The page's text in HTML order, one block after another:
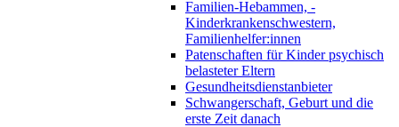
Familien-Hebammen, -
Kinderkrankenschwestern,
Familienhelfer:innen
Patenschaften für Kinder psychisch
belasteter Eltern
Gesundheitsdienstanbieter
Schwangerschaft, Geburt und die
erste Zeit danach